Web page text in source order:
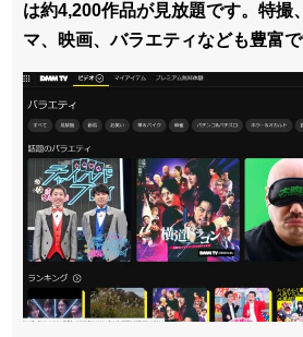
は約4,200作品が見放題です。特撮
マ、映画、バラエティなども豊富で